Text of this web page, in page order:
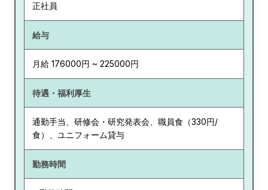
正社員
給与
月給 176000円 ~ 225000円
待遇・福利厚生
通勤手当、研修会・研究発表会、職員食（330円/
食）、ユニフォーム貸与
勤務時間